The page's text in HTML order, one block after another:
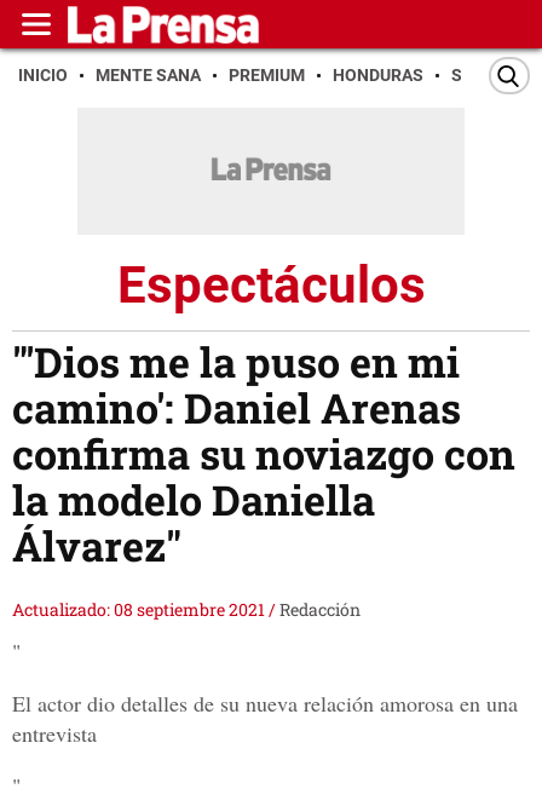
INICIO MENTE SANA PREMIUM HONDURAS SAN PEDRO
Espectáculos
"'Dios me la puso en mi
camino': Daniel Arenas
confirma su noviazgo con
la modelo Daniella
Álvarez"
Actualizado: 08 septiembre 2021/Redacción
"
El actor dio detalles de su nueva relación amorosa en una
entrevista
"